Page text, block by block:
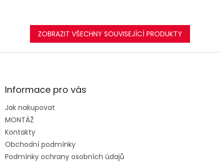
ZOBRAZIT VŠECHNY SOUVISEJÍCÍ PRODUKTY
Z
aInformace pro vás
Jak nakupovat
MONTÁŽ
Kontakty
Obchodní podmínky
Podmínky ochrany osobních údajů